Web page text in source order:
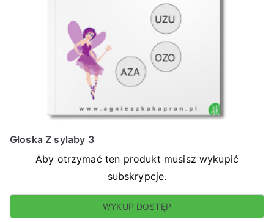
Głoska Z sylaby 3
Aby otrzymać ten produkt musisz wykupić
subskrypcje.
WYKUP DOSTĘP